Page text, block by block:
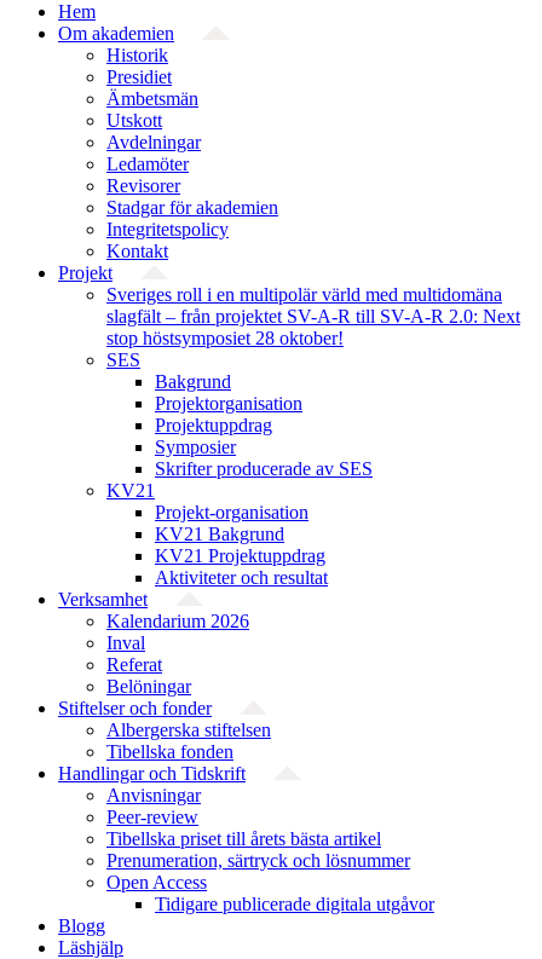
Hem
Om akademien
Historik
Presidiet
Ämbetsmän
Utskott
Avdelningar
Ledamöter
Revisorer
Stadgar för akademien
Integritetspolicy
Kontakt
Projekt
Sveriges roll i en multipolär värld med multidomäna
slagfält – från projektet SV-A-R till SV-A-R 2.0: Next
stop höstsymposiet 28 oktober!
SES
Bakgrund
Projekt­organisation
Projektuppdrag
Symposier
Skrifter producerade av SES
KV21
Projekt-organisation
KV21 Bakgrund
KV21 Projektuppdrag
Aktiviteter och resultat
Verksamhet
Kalendarium 2026
Inval
Referat
Belöningar
Stiftelser och fonder
Albergerska stiftelsen
Tibellska fonden
Handlingar och Tidskrift
Anvisningar
Peer-review
Tibellska priset till årets bästa artikel
Prenumeration, särtryck och lösnummer
Open Access
Tidigare publicerade digitala utgåvor
Blogg
Läshjälp